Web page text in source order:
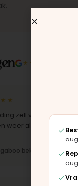
★★★★★
vervangen met de
nieuw uit. Duidelijk